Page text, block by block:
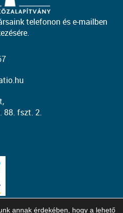
telefonon és e-mailben
88. fszt. 2.
annak érdekében, hogy a lehető